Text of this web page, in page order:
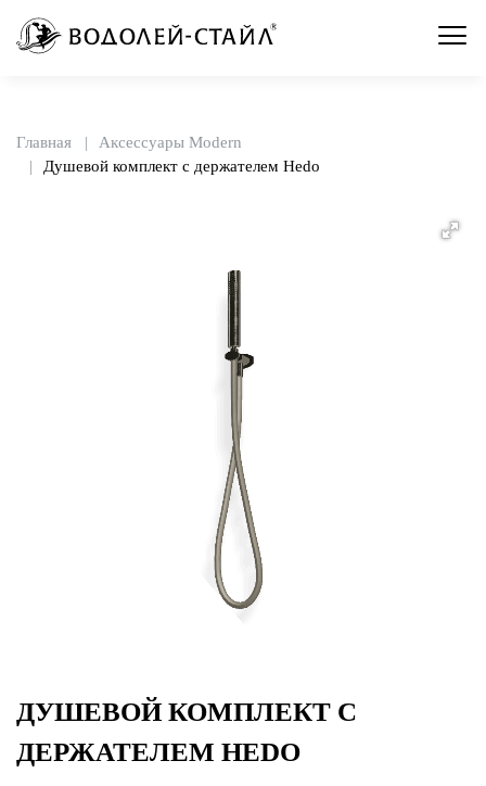
Главная
Аксессуары Modern
Душевой комплект с держателем Hedo
ДУШЕВОЙ КОМПЛЕКТ С
ДЕРЖАТЕЛЕМ HEDO